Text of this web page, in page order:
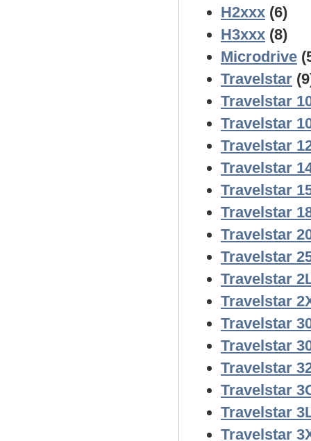
H2xxx (6)
H3xxx (8)
Microdrive
Travelstar
Travelstar
Travelstar
Travelstar
Travelstar
Travelstar
Travelstar
Travelstar
Travelstar
Travelstar
Travelstar
Travelstar
Travelstar
Travelstar
Travelstar
Travelstar
Travelstar